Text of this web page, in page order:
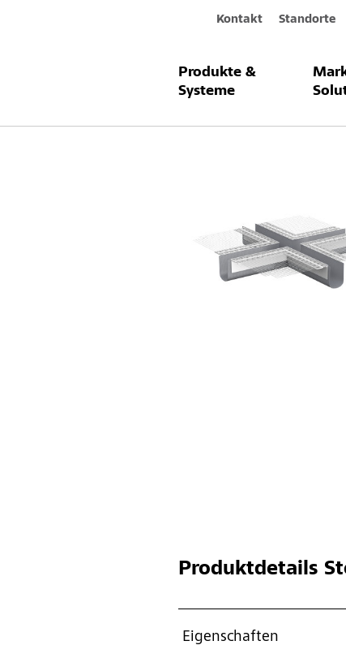
Kontakt Standorte
Produkte &
Systeme
Produkte & Systeme Sto-
Produktdetails
Eigenschaften